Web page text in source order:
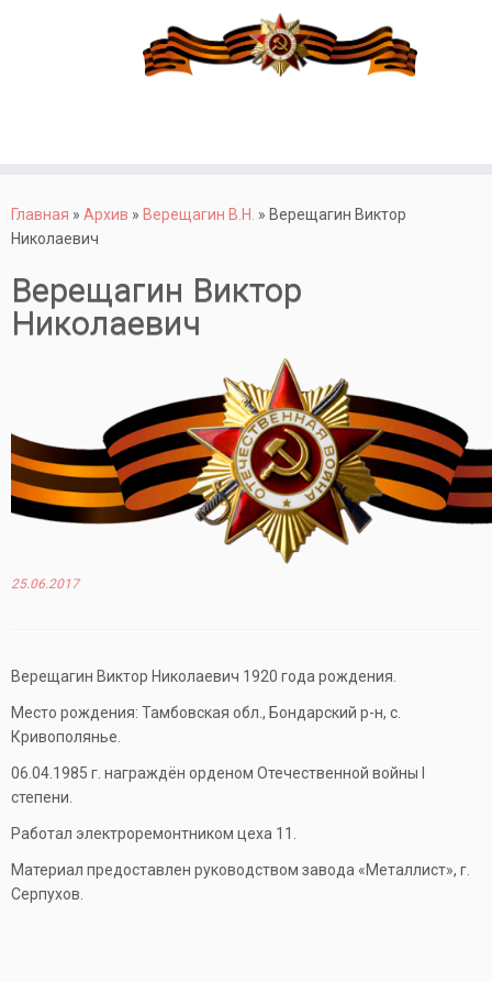
содержимому
Главная » Архив » Верещагин В.Н. » Верещагин Виктор
Николаевич
Верещагин Виктор
Николаевич
25.06.2017
Верещагин Виктор Николаевич 1920 года рождения.
Место рождения: Тамбовская обл., Бондарский р-н, с.
Кривополянье.
06.04.1985 г. награждён орденом Отечественной войны I
степени.
Работал электроремонтником цеха 11.
Материал предоставлен руководством завода «Металлист», г.
Серпухов.